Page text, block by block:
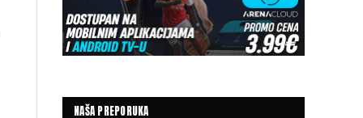
NAŠA PREPORUKA